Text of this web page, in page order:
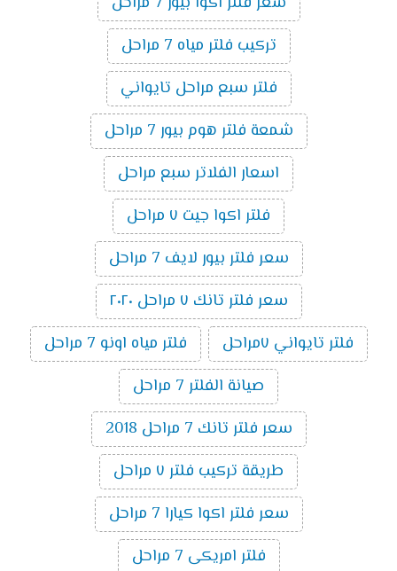
تركيب فلتر مياه 7 مراحل
فلتر سبع مراحل تايواني
شمعة فلتر هوم بيور 7 مراحل
اسعار الفلاتر سبع مراحل
فلتر اكوا جيت ٧ مراحل
سعر فلتر بيور لايف 7 مراحل
سعر فلتر تانك ٧ مراحل ٢٠٢٠
فلتر تايواني ٧مراحل
فلتر مياه اونو 7 مراحل
صيانة الفلتر 7 مراحل
سعر فلتر تانك 7 مراحل 2018
طريقة تركيب فلتر ٧ مراحل
سعر فلتر اكوا كيارا 7 مراحل
فلتر امريكى 7 مراحل